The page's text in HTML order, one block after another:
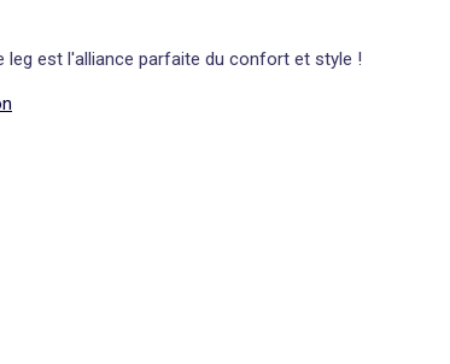
leg est l'alliance parfaite du confort et style !